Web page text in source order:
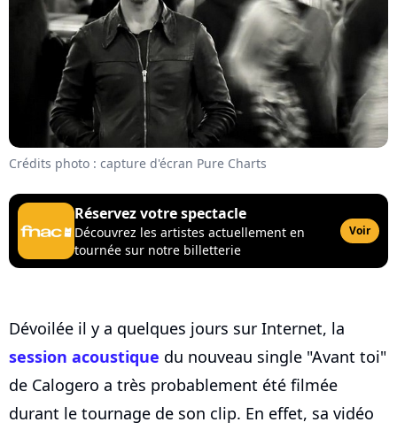
Crédits photo : capture d'écran Pure Charts
Réservez votre spectacle
Découvrez les artistes actuellement en
tournée sur notre billetterie
Voir
Dévoilée il y a quelques jours sur Internet, la
session acoustique du nouveau single "Avant toi"
de Calogero a très probablement été filmée
durant le tournage de son clip. En effet, sa vidéo